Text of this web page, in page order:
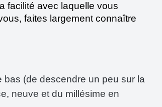
facilité avec laquelle vous
faites largement connaître
bas (de descendre un peu sur la
neuve et du millésime en